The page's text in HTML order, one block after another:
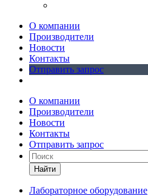
О компании
Производители
Новости
Контакты
Отправить запрос
О компании
Производители
Новости
Контакты
Отправить запрос
Найти
Лабораторное оборудование